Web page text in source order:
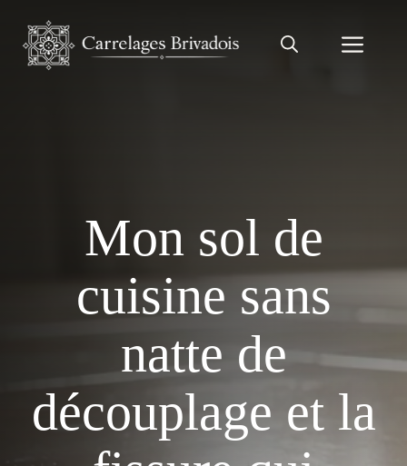
contenu
Mon sol de
cuisine sans
natte de
découplage et la